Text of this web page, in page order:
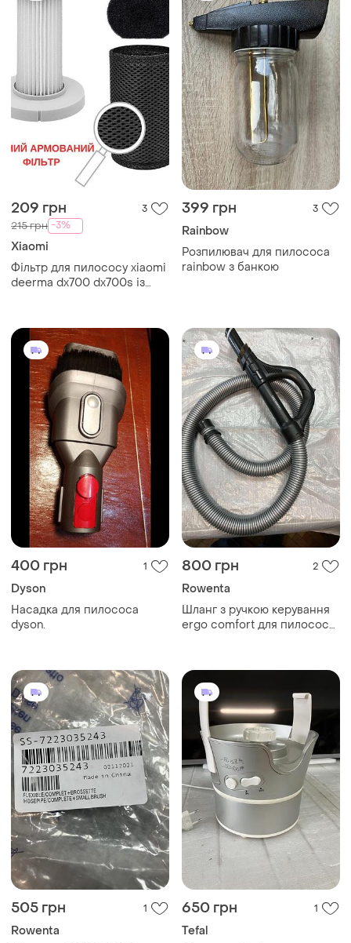
209 грн 3
215 грн -3%
Xiaomi
Фільтр для пилососу xiaomi
deerma dx700 dx700s із
399 грн 3
Rainbow
Розпилювач для пилососа
rainbow з банкою
400 грн 1
Dyson
Насадка для пилососа
dyson.
800 грн 2
Rowenta
Шланг з ручкою керування
ergo comfort для пилососу
505 грн 1
Rowenta
650 грн 1
Tefal